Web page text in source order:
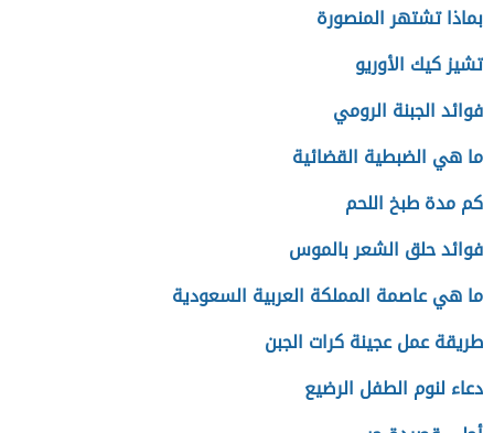
بماذا تشتهر المنصورة
تشيز كيك الأوريو
فوائد الجبنة الرومي
ما هي الضبطية القضائية
كم مدة طبخ اللحم
فوائد حلق الشعر بالموس
ما هي عاصمة المملكة العربية السعودية
طريقة عمل عجينة كرات الجبن
دعاء لنوم الطفل الرضيع